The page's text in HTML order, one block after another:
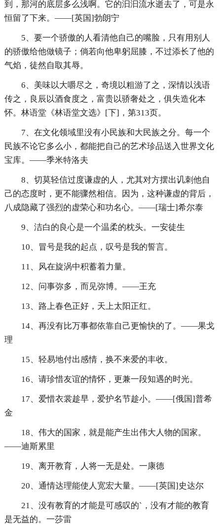
到，那河的底层多么浅啊。它的汩汩流水逝去了，可是永
恒留了下来。——[英国]勃朗宁
5、要一个骄傲的人看清他自己的嘴脸，只有用别人
的骄傲给他做镜子；倘若向他卑躬屈膝，不过添长了他的
气焰，徒然自取其辱。
6、美味以大嚼尽之，奇境以粗游了之，深情以浅语
传之，良辰以酒食度之，富贵以骄奢处之，俱失造化本
怀。林语堂《林语堂文选》[下]，第313页。
7、在文化领域里没有小民族和大民族之分。每一个
民族不论它多么小，都能把自己的艺术珍品送入世界文化
宝库。——季米特洛夫
8、切莫轻信过度谦虚的人，尤其对方摆出讥刺他自
己的态度时，更不能骤然相信。因为，这种谦虚的背后，
八成隐藏了强烈的虚荣心和功名心。——[瑞士]希尔泰
9、洁白的良心是一个温柔的枕头。一安徒生
10、冒号是我的起点，叹号是我的誓言。
11、风在旋涡中积蓄着力量。
12、问事弥多，而见弥博。——王充
13、路上春色正好，天上太阳正红。
14、再没有比万事都依靠自己更愉快的了。——果戈
理
15、轻易地付出感情，换不来爱的丰收。
16、请珍惜友谊的情怀，更兼一段知遇的时光。
17、爱惜衣裳趁早，爱护名节趁小。——[俄国]普希
金
18、伟大的国家，就是能产生出伟大人物的国家。
——迪斯累里
19、离开教育，人将一无是处。一康德
20、通情达理能使人宽宏大量。——[英国]史达尔
21、没有教育的才能是可感叹的`，没有才能的教育
是无益的。一莎雷